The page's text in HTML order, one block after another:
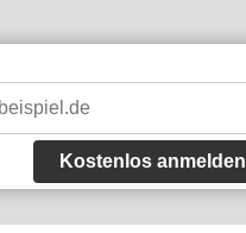
Kostenlos anmelden